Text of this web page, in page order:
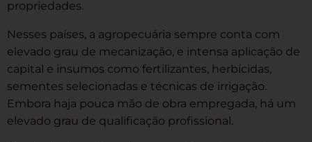
propriedades.
Nesses países, a agropecuária sempre conta com
elevado grau de mecanização, e intensa aplicação de
capital e insumos como fertilizantes, herbicidas,
sementes selecionadas e técnicas de irrigação.
Embora haja pouca mão de obra empregada, há um
elevado grau de qualificação profissional.